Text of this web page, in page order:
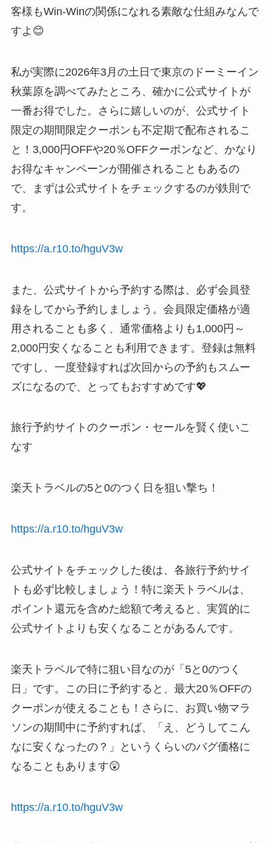
客様もWin-Winの関係になれる素敵な仕組みなんで
すよ😊
私が実際に2026年3月の土日で東京のドーミーイン
秋葉原を調べてみたところ、確かに公式サイトが
一番お得でした。さらに嬉しいのが、公式サイト
限定の期間限定クーポンも不定期で配布されるこ
と！3,000円OFFや20％OFFクーポンなど、かなり
お得なキャンペーンが開催されることもあるの
で、まずは公式サイトをチェックするのが鉄則で
す。
https://a.r10.to/hguV3w
また、公式サイトから予約する際は、必ず会員登
録をしてから予約しましょう。会員限定価格が適
用されることも多く、通常価格よりも1,000円～
2,000円安くなることも利用できます。登録は無料
ですし、一度登録すれば次回からの予約もスムー
ズになるので、とってもおすすめです💖
旅行予約サイトのクーポン・セールを賢く使いこ
なす
楽天トラベルの5と0のつく日を狙い撃ち！
https://a.r10.to/hguV3w
公式サイトをチェックした後は、各旅行予約サイ
トも必ず比較しましょう！特に楽天トラベルは、
ポイント還元を含めた総額で考えると、実質的に
公式サイトよりも安くなることがあるんです。
楽天トラベルで特に狙い目なのが「5と0のつく
日」です。この日に予約すると、最大20％OFFの
クーポンが使えることも！さらに、お買い物マラ
ソンの期間中に予約すれば、「え、どうしてこん
なに安くなったの？」というくらいのバグ価格に
なることもあります😲
https://a.r10.to/hguV3w